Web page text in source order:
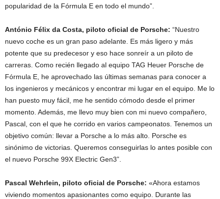
popularidad de la Fórmula E en todo el mundo”.
António Félix da Costa, piloto oficial de Porsche: “Nuestro
nuevo coche es un gran paso adelante. Es más ligero y más
potente que su predecesor y eso hace sonreír a un piloto de
carreras. Como recién llegado al equipo TAG Heuer Porsche de
Fórmula E, he aprovechado las últimas semanas para conocer a
los ingenieros y mecánicos y encontrar mi lugar en el equipo. Me lo
han puesto muy fácil, me he sentido cómodo desde el primer
momento. Además, me llevo muy bien con mi nuevo compañero,
Pascal, con el que he corrido en varios campeonatos. Tenemos un
objetivo común: llevar a Porsche a lo más alto. Porsche es
sinónimo de victorias. Queremos conseguirlas lo antes posible con
el nuevo Porsche 99X Electric Gen3”.
Pascal Wehrlein, piloto oficial de Porsche: «Ahora estamos
viviendo momentos apasionantes como equipo. Durante las